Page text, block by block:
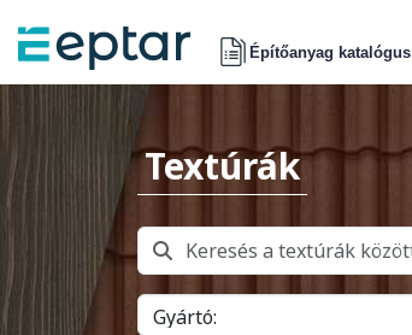
Építőanyag katalógus
Textúrák